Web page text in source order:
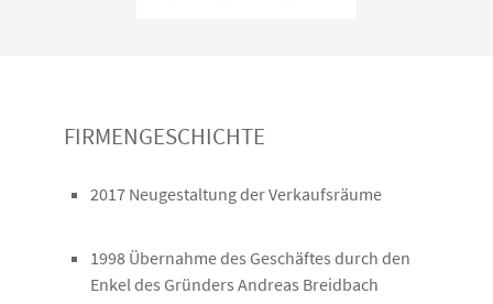
FIRMENGESCHICHTE
2017 Neugestaltung der Verkaufsräume
1998 Übernahme des Geschäftes durch den
Enkel des Gründers Andreas Breidbach